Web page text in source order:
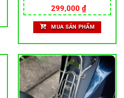
Được xếp
hạng5.00
5 sao
299,000 ₫
MUA SẢN PHẨM